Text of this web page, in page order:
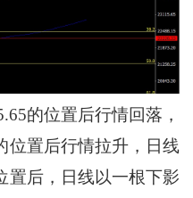
的位置后行情回落，
位置后行情拉升，日线
置后，日线以一根下影